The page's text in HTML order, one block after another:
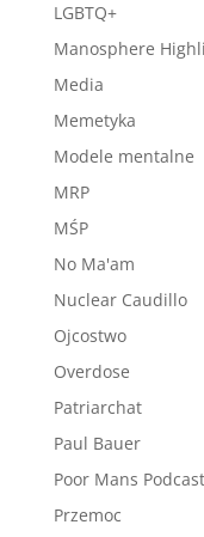
LGBTQ+
Manosphere
Media
Memetyka
Modele mentalne
MRP
MŚP
No Ma'am
Nuclear Caudillo
Ojcostwo
Overdose
Patriarchat
Paul Bauer
Poor Mans Podcast
Przemoc